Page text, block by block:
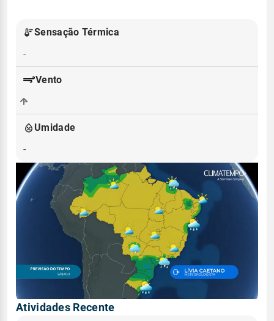
Sensação Térmica
-
Vento
-
Umidade
-
Atividades Recente